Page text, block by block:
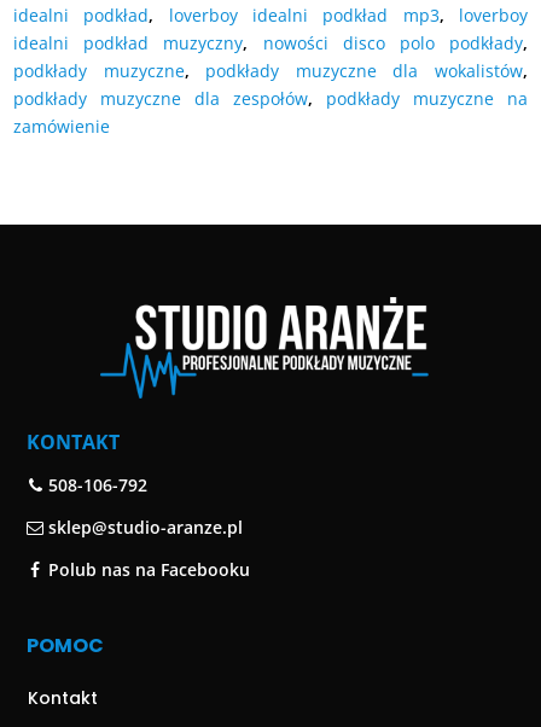
idealni podkład, loverboy idealni podkład mp3, loverboy
idealni podkład muzyczny, nowości disco polo podkłady,
podkłady muzyczne, podkłady muzyczne dla wokalistów,
podkłady muzyczne dla zespołów, podkłady muzyczne na
zamówienie
KONTAKT
508-106-792
sklep@studio-aranze.pl
Polub nas na Facebooku
POMOC
Kontakt